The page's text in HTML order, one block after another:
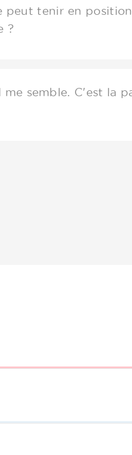
peut tenir en
?
semble. C'est la